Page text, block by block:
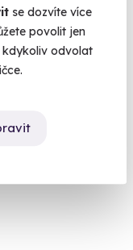
se dozvíte více
povolit jen
kdykoliv odvolat